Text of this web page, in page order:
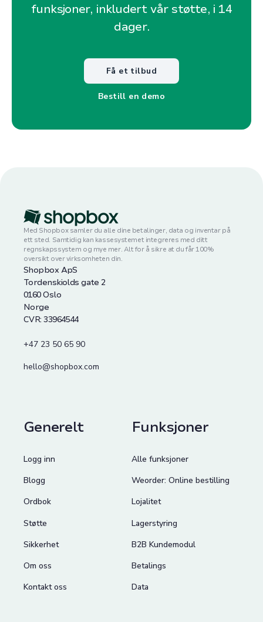
funksjoner, inkludert vår støtte, i 14
dager.
Få et tilbud
Bestill en demo
Med Shopbox samler du alle dine betalinger, data og inventar på
ett sted. Samtidig kan kassesystemet integreres med ditt
regnskapssystem og mye mer. Alt for å sikre at du får 100%
oversikt over virksomheten din.
Shopbox ApS
Tordenskiolds gate 2
0160 Oslo
Norge
CVR: 33964544
+47 23 50 65 90
hello@shopbox.com
Generelt
Logg inn
Blogg
Ordbok
Støtte
Sikkerhet
Om oss
Kontakt oss
Funksjoner
Alle funksjoner
Weorder: Online bestilling
Lojalitet
Lagerstyring
B2B Kundemodul
Betalings
Data